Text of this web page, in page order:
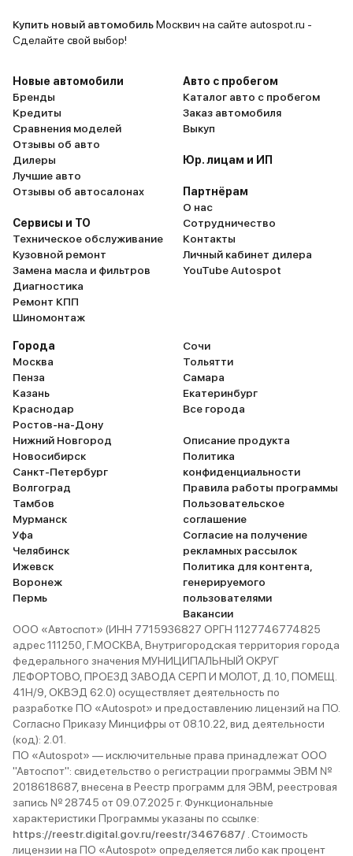
Купить новый автомобильМосквич на сайте autospot.ru -
Сделайте свой выбор!
Новые автомобили
Бренды
Кредиты
Сравнения моделей
Отзывы об авто
Дилеры
Лучшие авто
Отзывы об автосалонах
Сервисы и ТО
Техническое обслуживание
Кузовной ремонт
Замена масла и фильтров
Диагностика
Ремонт КПП
Шиномонтаж
Авто с пробегом
Каталог авто с пробегом
Заказ автомобиля
Выкуп
Юр. лицам и ИП
Партнёрам
О нас
Сотрудничество
Контакты
Личный кабинет дилера
YouTube Autospot
Города
Москва
Пенза
Казань
Краснодар
Ростов-на-Дону
Нижний Новгород
Новосибирск
Санкт-Петербург
Волгоград
Тамбов
Мурманск
Уфа
Челябинск
Ижевск
Воронеж
Пермь
Сочи
Тольятти
Самара
Екатеринбург
Все города
Описание продукта
Политика
конфиденциальности
Правила работы программы
Пользовательское
соглашение
Согласие на получение
рекламных рассылок
Политика для контента,
генерируемого
пользователями
Вакансии
ООО «Автоспот» (ИНН 7715936827 ОРГН 1127746774825
адрес 111250, Г.МОСКВА, Внутригородская территория города
федерального значения МУНИЦИПАЛЬНЫЙ ОКРУГ
ЛЕФОРТОВО, ПРОЕЗД ЗАВОДА СЕРП И МОЛОТ, Д. 10, ПОМЕЩ.
41Н/9, ОКВЭД 62.0) осуществляет деятельность по
разработке ПО «Autospot» и предоставлению лицензий на ПО.
Согласно Приказу Минцифры от 08.10.22, вид деятельности
(код): 2.01.
ПО «Autospot» — исключительные права принадлежат ООО
"Автоспот": свидетельство о регистрации программы ЭВМ №
2018618687, внесена в Реестр программ для ЭВМ, реестровая
запись № 28745 от 09.07.2025 г. Функциональные
характеристики Программы указаны по ссылке:
https://reestr.digital.gov.ru/reestr/3467687/ . Стоимость
лицензии на ПО «Autospot» определяется либо как процент